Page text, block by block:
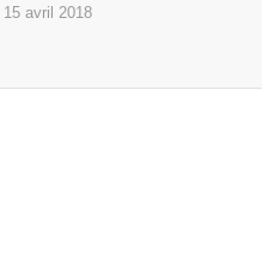
15 avril 2018